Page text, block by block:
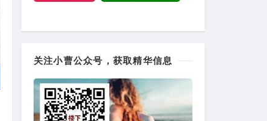
关注小曹公众号，获取精华信息